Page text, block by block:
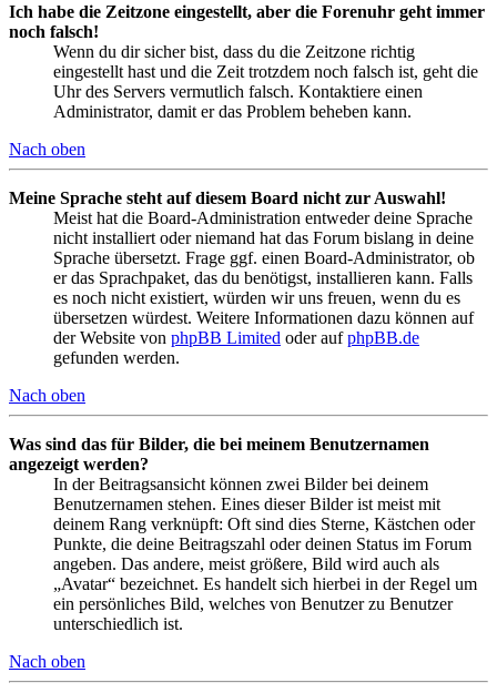
Ich habe die Zeitzone eingestellt, aber die Forenuhr geht immer
noch falsch!
Wenn du dir sicher bist, dass du die Zeitzone richtig
eingestellt hast und die Zeit trotzdem noch falsch ist, geht die
Uhr des Servers vermutlich falsch. Kontaktiere einen
Administrator, damit er das Problem beheben kann.
Nach oben
Meine Sprache steht auf diesem Board nicht zur Auswahl!
Meist hat die Board-Administration entweder deine Sprache
nicht installiert oder niemand hat das Forum bislang in deine
Sprache übersetzt. Frage ggf. einen Board-Administrator, ob
er das Sprachpaket, das du benötigst, installieren kann. Falls
es noch nicht existiert, würden wir uns freuen, wenn du es
übersetzen würdest. Weitere Informationen dazu können auf
der Website von phpBB Limited oder aufphpBB.de
gefunden werden.
Nach oben
Was sind das für Bilder, die bei meinem Benutzernamen
angezeigt werden?
In der Beitragsansicht können zwei Bilder bei deinem
Benutzernamen stehen. Eines dieser Bilder ist meist mit
deinem Rang verknüpft: Oft sind dies Sterne, Kästchen oder
Punkte, die deine Beitragszahl oder deinen Status im Forum
angeben. Das andere, meist größere, Bild wird auch als
„Avatar“ bezeichnet. Es handelt sich hierbei in der Regel um
ein persönliches Bild, welches von Benutzer zu Benutzer
unterschiedlich ist.
Nach oben